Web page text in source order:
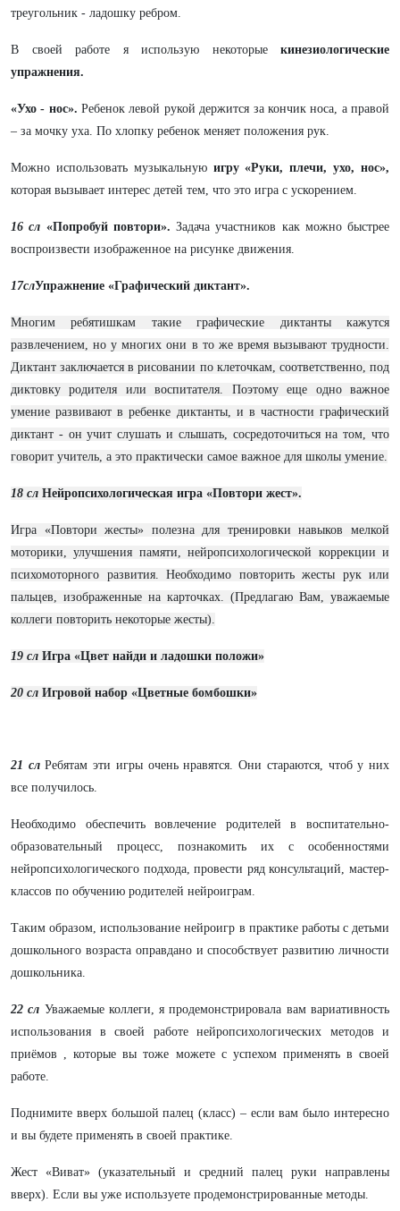
треугольник - ладошку ребром.
В своей работе я использую некоторые кинезиологические
упражнения.
«Ухо - нос». Ребенок левой рукой держится за кончик носа, а правой
– за мочку уха. По хлопку ребенок меняет положения рук.
Можно использовать музыкальную игру «Руки, плечи, ухо, нос»,
которая вызывает интерес детей тем, что это игра с ускорением.
16 сл «Попробуй повтори». Задача участников как можно быстрее
воспроизвести изображенное на рисунке движения.
17слУпражнение «Графический диктант».
Многим ребятишкам такие графические диктанты кажутся
развлечением, но у многих они в то же время вызывают трудности.
Диктант заключается в рисовании по клеточкам, соответственно, под
диктовку родителя или воспитателя. Поэтому еще одно важное
умение развивают в ребенке диктанты, и в частности графический
диктант - он учит слушать и слышать, сосредоточиться на том, что
говорит учитель, а это практически самое важное для школы умение.
18 сл Нейропсихологическая игра «Повтори жест».
Игра «Повтори жесты» полезна для тренировки навыков мелкой
моторики, улучшения памяти, нейропсихологической коррекции и
психомоторного развития. Необходимо повторить жесты рук или
пальцев, изображенные на карточках. (Предлагаю Вам, уважаемые
коллеги повторить некоторые жесты).
19 сл Игра «Цвет найди и ладошки положи»
20 сл Игровой набор «Цветные бомбошки»
21 слРебятам эти игры очень нравятся. Они стараются, чтоб у них
все получилось.
Необходимо обеспечить вовлечение родителей в воспитательно-
образовательный процесс, познакомить их с особенностями
нейропсихологического подхода, провести ряд консультаций, мастер-
классов по обучению родителей нейроиграм.
Таким образом, использование нейроигр в практике работы с детьми
дошкольного возраста оправдано и способствует развитию личности
дошкольника.
22 сл Уважаемые коллеги, я продемонстрировала вам вариативность
использования в своей работе нейропсихологических методов и
приёмов , которые вы тоже можете с успехом применять в своей
работе.
Поднимите вверх большой палец (класс) – если вам было интересно
и вы будете применять в своей практике.
Жест «Виват» (указательный и средний палец руки направлены
вверх). Если вы уже используете продемонстрированные методы.